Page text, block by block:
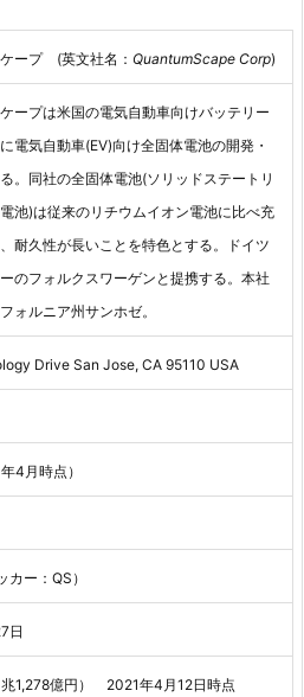
ープ (英文社名： QuantumScape Corp)
ープは米国の電気自動車向けバッテリー
電気自動車(EV)向け全固体電池の開発・
。同社の全固体電池(ソリッドステートリ
池)は従来のリチウムイオン電池に比べ充
耐久性が長いことを特色とする。ドイツ
のフォルクスワーゲンと提携する。本社
ォルニア州サンホゼ。
Drive San Jose, CA 95110 USA
4月時点）
カー：QS）
日
兆1,278億円） 2021年4月12日時点